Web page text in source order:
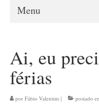
Menu
Princípios
Políticas e Termos
Livros
Ai, eu
férias
por Fábio Valentim | postado